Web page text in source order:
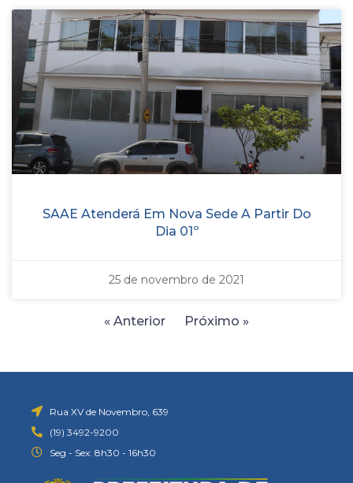
SAAE Atenderá Em Nova Sede A Partir Do
Dia 01º
25 de novembro de 2021
« Anterior Próximo »
Rua XV de Novembro, 639
(19) 3492-9200
Seg - Sex: 8h30 - 16h30